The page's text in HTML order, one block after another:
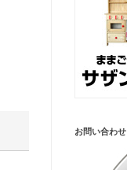
お問い合わせ